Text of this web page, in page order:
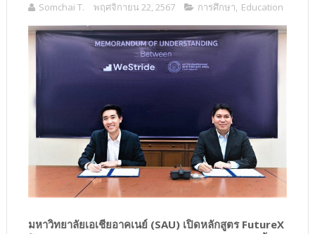
Somchai T. พฤศจิกายน 22, 2567 การศึกษา, Education
มหาวิทยาลัยเอเชียอาคเนย์ (SAU) เปิดหลักสูตร FutureX